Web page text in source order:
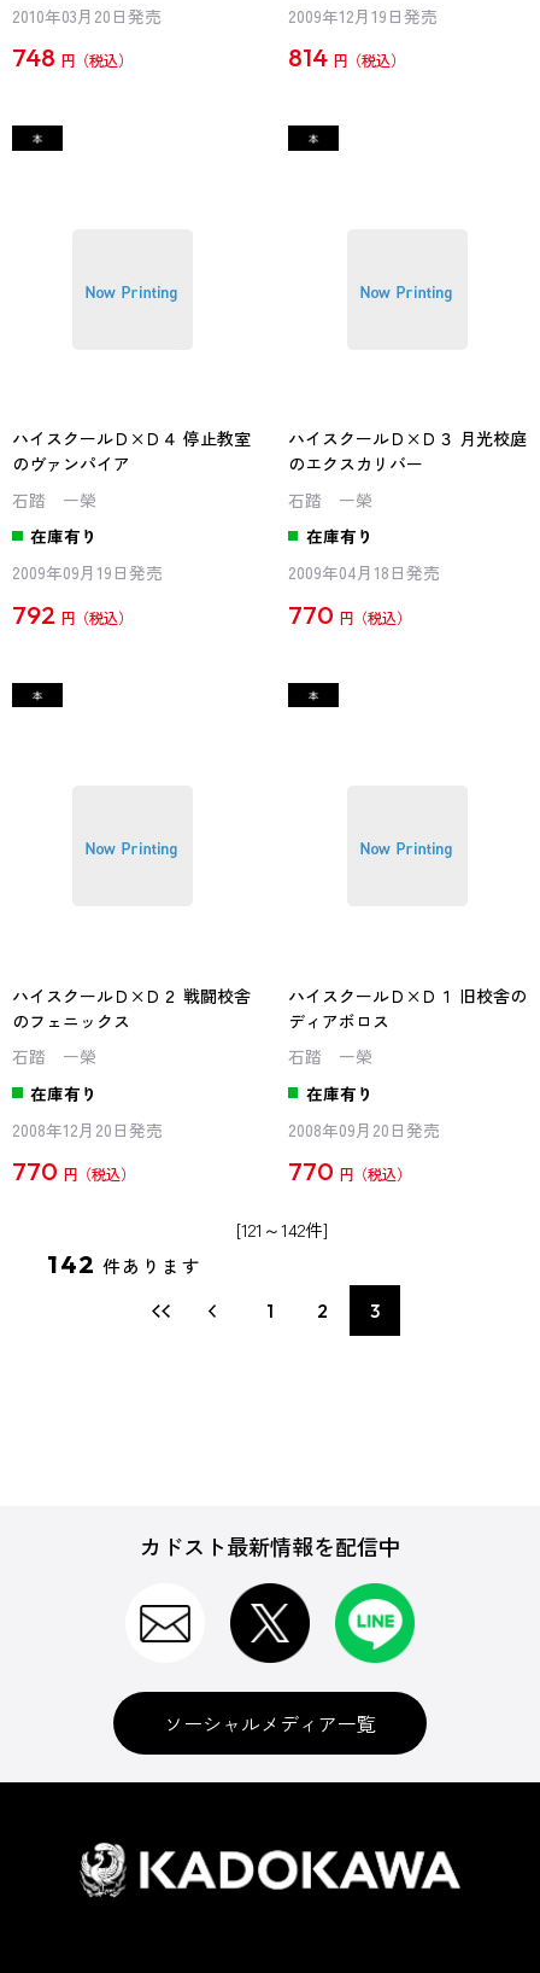
2010年03月20日発売
748 円
2009年12月19日発売
814 円
ハイスクールＤ×Ｄ４ 停止教室
のヴァンパイア
石踏 一榮
在庫有り
2009年09月19日発売
792 円
ハイスクールＤ×Ｄ３ 月光校庭
のエクスカリバー
石踏 一榮
在庫有り
2009年04月18日発売
770 円
ハイスクールＤ×Ｄ２ 戦闘校舎
のフェニックス
石踏 一榮
在庫有り
2008年12月20日発売
770 円
ハイスクールＤ×Ｄ１ 旧校舎の
ディアボロス
石踏 一榮
在庫有り
2008年09月20日発売
770 円
[121～142件]
142 件あります
1 2 3
カドスト最新情報を配信中
ソーシャルメディア一覧